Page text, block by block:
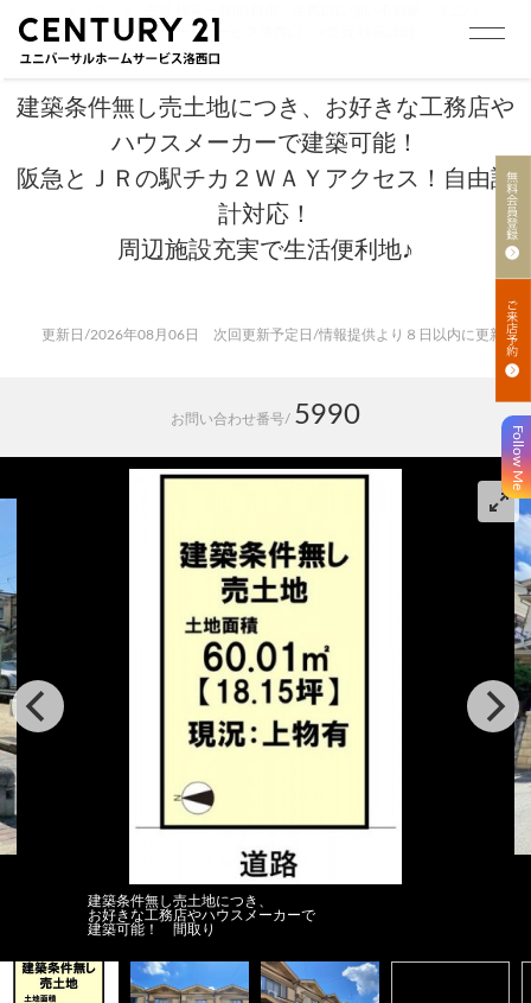
Follow Me
ーサルホームサービス洛西口
建築条件無し売土地につき、お好きな工務店や
ハウスメーカーで建築可能！
阪急とＪＲの駅チカ２ＷＡＹアクセス！自由設
計対応！
周辺施設充実で生活便利地♪
更新日/2026年08月06日 次回更新予定日/情報提供より８日以内に更新
お問い合わせ番号/ 5990
建築条件無し売土地につき、
お好きな工務店やハウスメーカーで
建築可能！ 間取り